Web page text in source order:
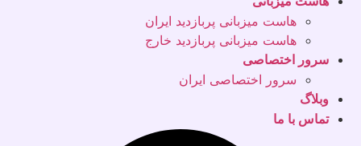
هاست میزبانی پربازدید ایران
هاست میزبانی پربازدید خارج
سرور اختصاصی
سرور اختصاصی ایران
وبلاگ
تماس با ما